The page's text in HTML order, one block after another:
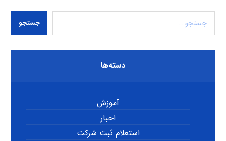
جستجو
دسته‌ها
آموزش
اخبار
استعلام ثبت شرکت